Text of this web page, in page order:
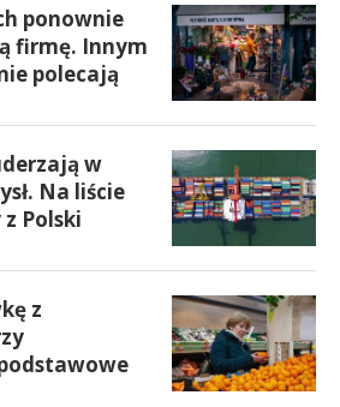
ponownie
firmę. Innym
polecają
w
Na liście
Polski
z